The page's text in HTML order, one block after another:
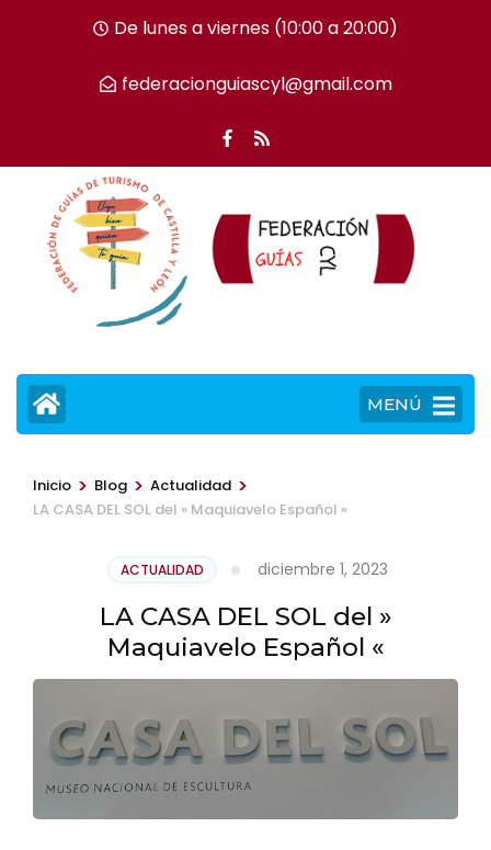
tecla
De lunes a viernes (10:00 a 20:00)
federacionguiascyl@gmail.com
MENÚ
Inicio > Blog > Actualidad >
LA CASA DEL SOL del » Maquiavelo Español «
ACTUALIDAD diciembre 1, 2023
LA CASA DEL SOL del »
Maquiavelo Español «